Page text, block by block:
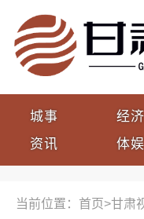
城事
资讯
经济
体娱
当前位置：首页>甘肃